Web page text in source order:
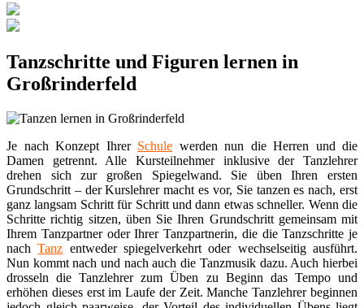
Tanzschritte und Figuren lernen in
Großrinderfeld
Je nach Konzept Ihrer Schule werden nun die Herren und die
Damen getrennt. Alle Kursteilnehmer inklusive der Tanzlehrer
drehen sich zur großen Spiegelwand. Sie üben Ihren ersten
Grundschritt – der Kurslehrer macht es vor, Sie tanzen es nach, erst
ganz langsam Schritt für Schritt und dann etwas schneller. Wenn die
Schritte richtig sitzen, üben Sie Ihren Grundschritt gemeinsam mit
Ihrem Tanzpartner oder Ihrer Tanzpartnerin, die die Tanzschritte je
nachTanz entweder spiegelverkehrt oder wechselseitig ausführt.
Nun kommt nach und nach auch die Tanzmusik dazu. Auch hierbei
drosseln die Tanzlehrer zum Üben zu Beginn das Tempo und
erhöhen dieses erst im Laufe der Zeit. Manche Tanzlehrer beginnen